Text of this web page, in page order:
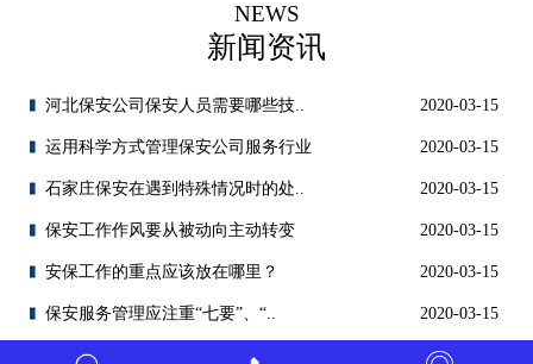
NEWS
新闻资讯
河北保安公司保安人员需要哪些技.. 2020-03-15
运用科学方式管理保安公司服务行业 2020-03-15
石家庄保安在遇到特殊情况时的处.. 2020-03-15
保安工作作风要从被动向主动转变 2020-03-15
安保工作的重点应该放在哪里？ 2020-03-15
保安服务管理应注重“七要”、“.. 2020-03-15